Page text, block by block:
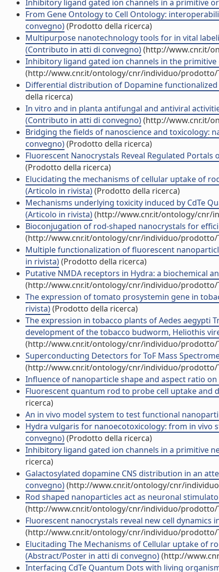
Inhibitory ligand gated ion channels in a primitive
From Gene Ontology to Cell Ontology:
convegno)(Prodotto della ricerca)
Multipurpose nanotechnology tools for in vital
(Contributo in atti di convegno)(http://www.cnr.it/
Inhibitory ligand gated ion channels in the
(http://www.cnr.it/ontology/cnr/individuo/prodotto/
Differential distribution of Dopamine
della ricerca)
In vitro and in planta antifungal and antiviral
(Contributo in atti di convegno)(http://www.cnr.it/
Bridging the fields of nanoscience and toxicology:
convegno)(Prodotto della ricerca)
Fluorescent Nanocrystals Reveal Regulated
(Prodotto della ricerca)
Elucidating the mechanisms of cellular uptake of
(Articolo in rivista)(Prodotto della ricerca)
Mechanisms underlying toxicity induced by CdTe
(Articolo in rivista)(http://www.cnr.it/ontology/cnr/
Bioconjugation of rod-shaped nanocrystals for
(http://www.cnr.it/ontology/cnr/individuo/prodotto/
Multiple functionalization of fluorescent
in rivista)(Prodotto della ricerca)
Putative NMDA receptors in Hydra: a biochemical
(http://www.cnr.it/ontology/cnr/individuo/prodotto/
The expression of tomato prosystemin gene in
rivista)(Prodotto della ricerca)
The expression in tobacco plants of Aedes aegypti
development of the tobacco budworm, Heliothis
(http://www.cnr.it/ontology/cnr/individuo/prodotto/
Superconducting Detectors for ToF Mass
(http://www.cnr.it/ontology/cnr/individuo/prodotto/
Influence of nanoparticle shape and aspect ratio
Fluorescent quantum rod to probe cell uptake and
ricerca)
An in vivo model system to test functional
Hydra vulgaris for nanoecotoxicology: from in vivo
convegno)(Prodotto della ricerca)
Inhibitory ligand gated ion channels in a primitive
ricerca)
Galactosylated dopamine CNS distribution in an
convegno)(http://www.cnr.it/ontology/cnr/
Rod shaped nanoparticles act as neuronal
(http://www.cnr.it/ontology/cnr/individuo/prodotto/
Fluorescent nanocrystals reveal new cell
(http://www.cnr.it/ontology/cnr/individuo/prodotto/
Elucitading The Mechanisms of Cellular uptake of
(Abstract/Poster in atti di convegno)(http://
Interfacing CdTe Quantum Dots with living